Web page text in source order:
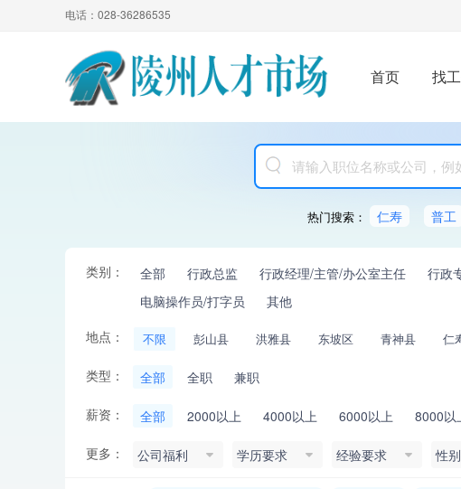
电话：028-36286535
首页 找
热门搜索： 仁寿 普工
类别： 全部 行政总监 行政经理/主管/办公室主任 行政
电脑操作员/打字员
其他
地点：
不限 彭山县 洪雅县 东坡区 青神县 仁
类型： 全部 全职 兼职
薪资： 全部 2000以上 4000以上 6000以上 8000以
更多： 公司福利 学历要求 经验要求 性